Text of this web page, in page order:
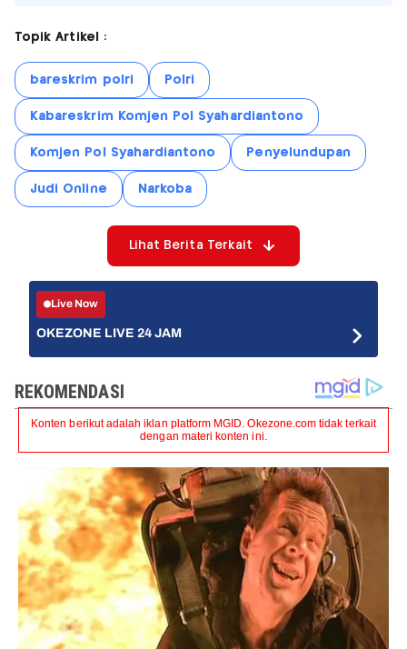
Topik Artikel :
bareskrim polri Polri
Kabareskrim Komjen Pol Syahardiantono
Komjen Pol Syahardiantono Penyelundupan
Judi Online Narkoba
Lihat Berita Terkait
Live Now
OKEZONE LIVE 24 JAM